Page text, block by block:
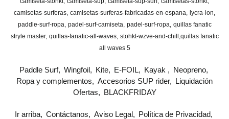
camisetas-surferas camisetas-surferas-fabricadas-en-espana lycra-ion
paddle-surf-ropa padel-surf-camiseta padel-surf-ropa quillas fanatic
stryle master quillas-fanatic-all-waves stohkt-wzve-and-chill ​quillas fanatic
all waves 5
Paddle Surf Wingfoil Kite E-FOIL Kayak
Neopreno
Ropa y complementos
Accesorios SUP rider
Liquidación
Ofertas
BLACKFRIDAY
Ir arriba Contáctanos Aviso Legal
Política de Privacidad